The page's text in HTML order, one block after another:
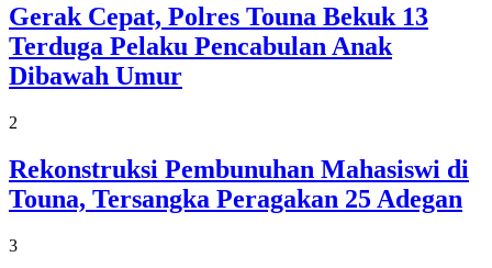
Gerak Cepat, Polres Touna Bekuk 13
Terduga Pelaku Pencabulan Anak
Dibawah Umur
2
Rekonstruksi Pembunuhan Mahasiswi di
Touna, Tersangka Peragakan 25 Adegan
3